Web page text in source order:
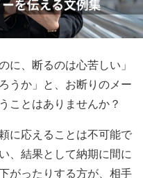
に、断るのは心苦しい」
うか」と、お断りのメー
ことはありませんか？
に応えることは不可能で
、結果として納期に間に
がったりする方が、相手